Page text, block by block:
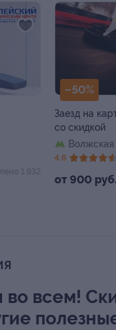
1 932
–50%
Заезд на
со скидкой
Волжская
от 900 руб.
4.6
во всем!